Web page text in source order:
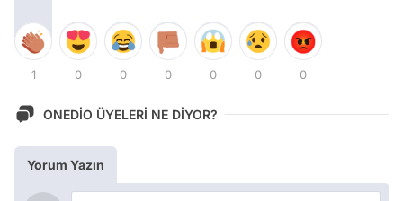
1 0 0 0 0 0 0
ONEDİO ÜYELERİ NE DİYOR?
Yorum Yazın